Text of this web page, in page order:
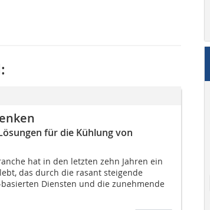
für die Kühlung von
hat in den letzten zehn Jahren ein
das durch die rasant steigende
Diensten und die zunehmende